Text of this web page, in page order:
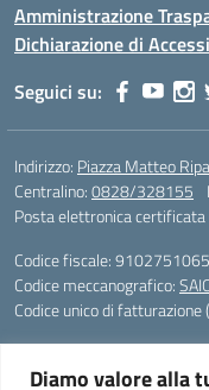
Diamo valore alla
Amministrazione
Dichiarazione di
Seguici su:
Indirizzo: Piazza Matteo
Centralino:0828/328155
Posta elettronica certificata
Codice fiscale:
Codice meccanografico:
Codice unico di fatturazione
Telefono e fax: 0828/